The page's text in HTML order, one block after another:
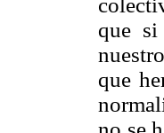
que si
que